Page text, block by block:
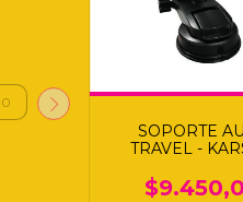
SOPORTE
TRAVEL -